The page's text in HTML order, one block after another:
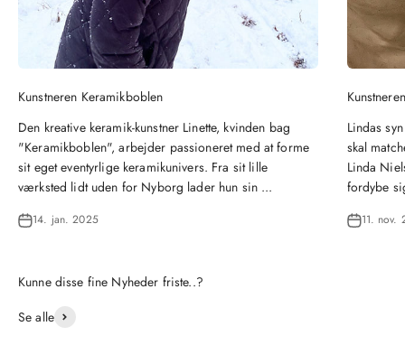
Kunstneren Keramikboblen
Den kreative keramik-kunstner Linette, kvinden bag
"Keramikboblen", arbejder passioneret med at forme
sit eget eventyrlige keramikunivers. Fra sit lille
værksted lidt uden for Nyborg lader hun sin ...
14. jan. 2025
Lindas
skal
Linda
fordybe
11. nov.
Se alle